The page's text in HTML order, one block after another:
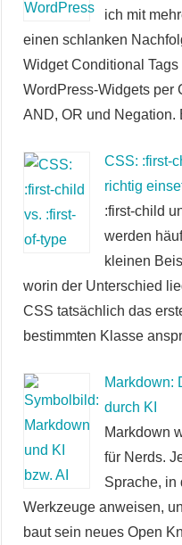
ich mit
einen schlanken
Widget Conditional
WordPress-Widgets per
AND, OR und Negation.
CSS: :first-
richtig
:first-child
werden
kleinen
worin der Unterschied
CSS tatsächlich das
bestimmten Klasse
Markdown:
durch KI
Markdown
für Nerds.
Sprache, in
Werkzeuge anweisen,
baut sein neues Open